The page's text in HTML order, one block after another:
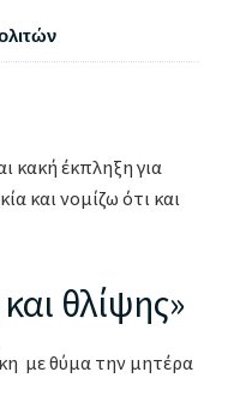
κακή έκπληξη για
και νομίζω ότι και
θλίψης»
με θύμα την μητέρα